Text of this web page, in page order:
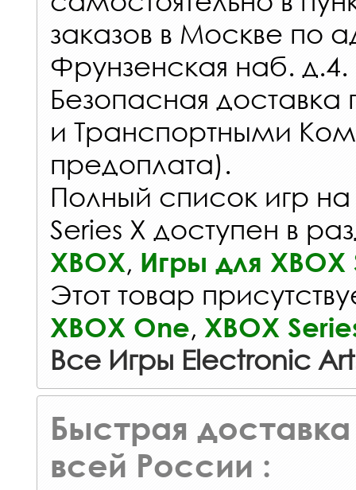
заказов в Москве по
Фрунзенская наб. д.4.
Безопасная
и Транспортными
предоплата).
Полный список игр на
Series X доступен в
XBOX, Игры для XBOX
Этот товар
XBOX One, XBOX
Все Игры Electronic
Быстрая доставка
всей России :